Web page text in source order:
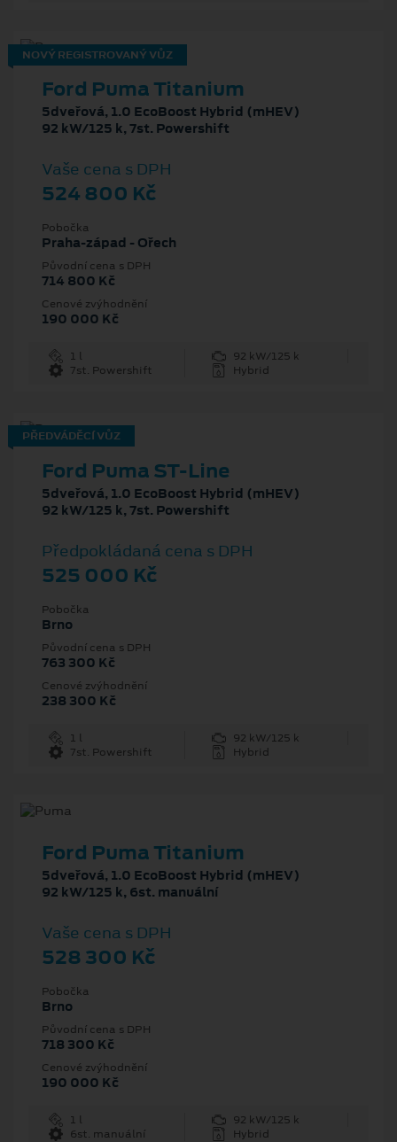
NOVÝ REGISTROVANÝ VŮZ
Ford Puma Titanium
5dveřová, 1.0 EcoBoost Hybrid (mHEV)
92 kW/125 k, 7st. Powershift
Vaše cena s DPH
524 800 Kč
Pobočka
Praha-západ - Ořech
Původní cena s DPH
714 800 Kč
Cenové zvýhodnění
190 000 Kč
1 l
92 kW/125 k
7st. Powershift
Hybrid
PŘEDVÁDĚCÍ VŮZ
Ford Puma ST-Line
5dveřová, 1.0 EcoBoost Hybrid (mHEV)
92 kW/125 k, 7st. Powershift
Předpokládaná cena s DPH
525 000 Kč
Pobočka
Brno
Původní cena s DPH
763 300 Kč
Cenové zvýhodnění
238 300 Kč
1 l
92 kW/125 k
7st. Powershift
Hybrid
Ford Puma Titanium
5dveřová, 1.0 EcoBoost Hybrid (mHEV)
92 kW/125 k, 6st. manuální
Vaše cena s DPH
528 300 Kč
Pobočka
Brno
Původní cena s DPH
718 300 Kč
Cenové zvýhodnění
190 000 Kč
1 l
92 kW/125 k
6st. manuální
Hybrid